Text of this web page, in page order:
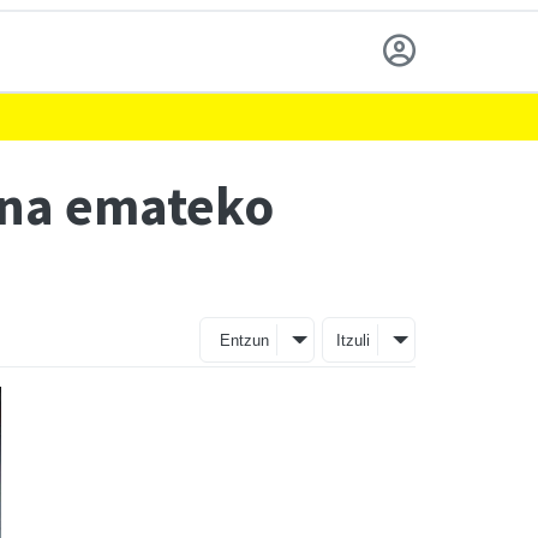
emateko
Entzun Itzuli